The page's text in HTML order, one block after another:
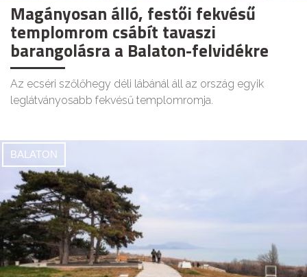
Magányosan álló, festői fekvésű
templomrom csábít tavaszi
barangolásra a Balaton-felvidékre
Az ecséri szőlőhegy déli lábánál áll az ország egyik
leglátványosabb fekvésű templomromja.
BALATON